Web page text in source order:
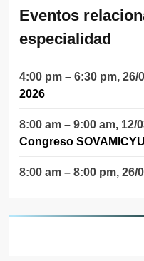
Eventos
especialidad
4:00 pm – 6:30 pm, 26/
2026
8:00 am – 9:00 am, 12/
Congreso
8:00 am – 8:00 pm, 26/